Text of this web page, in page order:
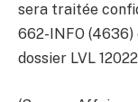
sera traitée
662-INFO (4636)
dossier LVL